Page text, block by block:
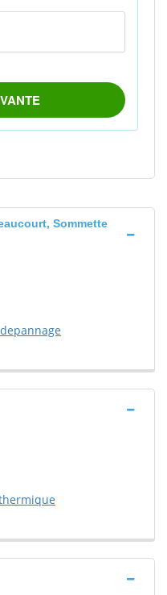
Sommette